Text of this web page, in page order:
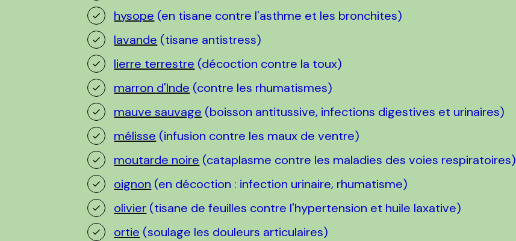
hysope (en tisane contre l'asthme et les bronchites)
lavande (tisane antistress)
lierre terrestre (décoction contre la toux)
marron d'Inde (contre les rhumatismes)
mauve sauvage (boisson antitussive, infections digestives et urinaires)
mélisse (infusion contre les maux de ventre)
moutarde noire (cataplasme contre les maladies des voies respiratoires)
oignon (en décoction : infection urinaire, rhumatisme)
olivier (tisane de feuilles contre l'hypertension et huile laxative)
ortie (soulage les douleurs articulaires)